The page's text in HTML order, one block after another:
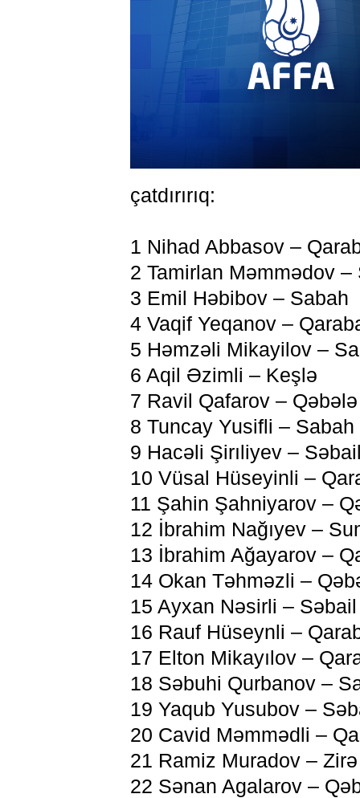
çatdırırıq:
1 Nihad Abbasov –
2 Tamirlan Məmmədov –
3 Emil Həbibov – Sabah
4 Vaqif Yeqanov –
5 Həmzəli Mikayilov –
6 Aqil Əzimli – Keşlə
7 Ravil Qafarov – Qəbələ
8 Tuncay Yusifli – Sabah
9 Hacəli Şirıliyev –
10 Vüsal Hüseyinli –
11 Şahin Şahniyarov –
12 İbrahim Nağıyev –
13 İbrahim Ağayarov –
14 Okan Təhməzli –
15 Ayxan Nəsirli – Səbail
16 Rauf Hüseynli –
17 Elton Mikayılov –
18 Səbuhi Qurbanov –
19 Yaqub Yusubov –
20 Cavid Məmmədli –
21 Ramiz Muradov – Zirə
22 Sənan Agalarov –